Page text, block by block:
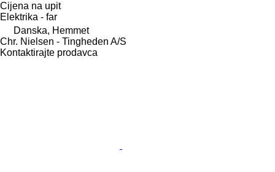
Cijena na upit
Elektrika - far
Danska, Hemmet
Chr. Nielsen - Tingheden A/S
Kontaktirajte prodavca